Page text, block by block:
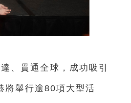
、貫通全球，成功吸引
將舉行逾80項大型活